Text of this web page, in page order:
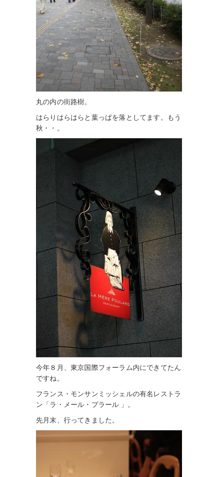
丸の内の街路樹。
はらりはらはらと葉っぱを落としてます。もう
秋・・。
今年８月、東京国際フォーラム内にできてたん
ですね。
フランス・モンサンミッシェルの有名レストラ
ン「ラ・メール・プラール 」。
先月末、行ってきました。